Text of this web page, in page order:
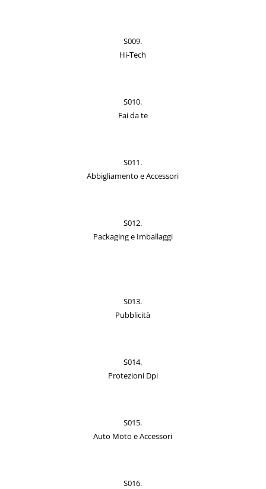
S009.
Hi-Tech
S010.
Fai da te
S011.
Abbigliamento e Accessori
S012.
Packaging e Imballaggi
S013.
Pubblicità
S014.
Protezioni Dpi
S015.
Auto Moto e Accessori
S016.